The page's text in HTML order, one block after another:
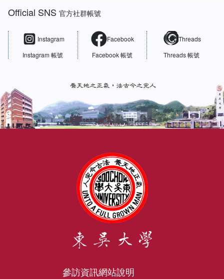
Official SNS官方社群帳號
Instagram
Instagram 帳號
Facebook
Facebook 帳號
Threads
Threads 帳號
參訪資訊網站說明